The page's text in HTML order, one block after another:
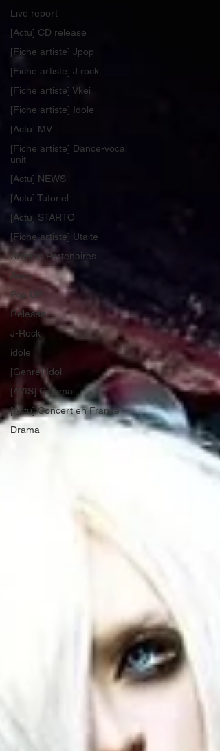
Live report
[Actu] CD release
[Fiche artiste] Jpop
[Fiche artiste] J rock
[Fiche artiste] Vkei
[Fiche artiste] Idole
[Actu] MV
[Fiche artiste] Dance-vocal
unit
[Actu] NEWS
[Actu] Tutoriel
[Actu] STARTO
[Fiche artiste] Utaite
Artistes Partenaires
Asso
Pop UP
Release
J-Rock
idole
[Genre] Idol
[AVIS] Cinema
[Actu] Concert en France
Drama